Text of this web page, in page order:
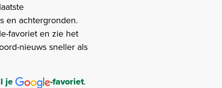
en achtergronden.
favoriet en zie het
nieuws sneller als
je
-favoriet.